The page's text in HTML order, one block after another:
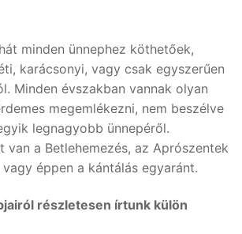
minden ünnephez köthetőek,
karácsonyi, vagy csak egyszerűen
Minden évszakban vannak olyan
megemlékezni, nem beszélve
legnagyobb ünnepéről.
van a Betlehemezés, az Aprószentek
éppen a kántálás egyaránt.
részletesen írtunk külön